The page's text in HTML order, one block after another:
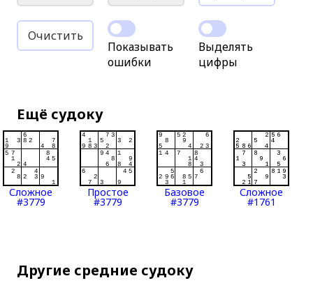
Очистить
Показывать
ошибки
Выделять
цифры
Ещё судоку
Сложное
#3779
Простое
#3779
Базовое
#3779
Сложное
#1761
Другие средние судоку